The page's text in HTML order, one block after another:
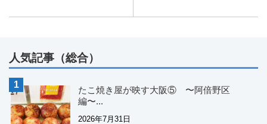
人気記事（総合）
たこ焼き屋が映す大阪⑤ 〜阿倍野区
編〜...
2026年7月31日